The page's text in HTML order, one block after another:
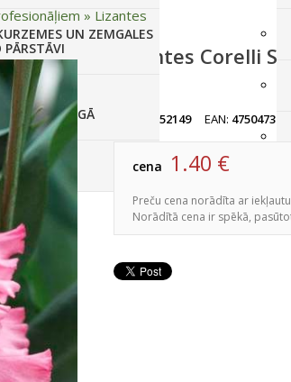
UN ZEMGALES
PĀRSTĀVI
VEIKALĀ RĪGĀ
» Lizantes
Lizantes Corelli
artikuls:52149 EAN:
cena 1.40 €
Preču cena norādīta ar iekļautu
Norādītā cena ir spēkā,